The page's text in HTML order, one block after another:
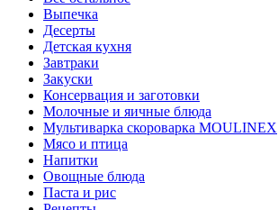
Выпечка
Десерты
Детская кухня
Завтраки
Закуски
Консервация и заготовки
Молочные и яичные блюда
Мультиварка скороварка MOULINEX
Мясо и птица
Напитки
Овощные блюда
Паста и рис